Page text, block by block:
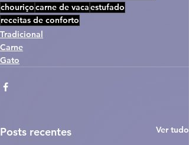
chouriçocarne de vacaestufado
receitas de conforto
Tradicional
Carne
Gato
Posts recentes Ver tudo